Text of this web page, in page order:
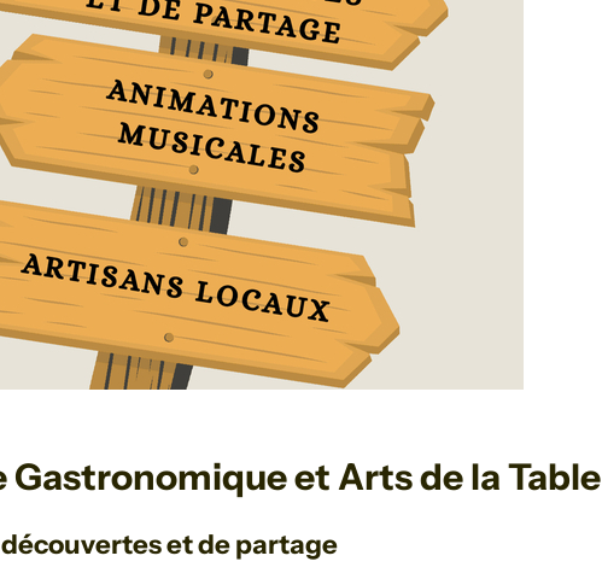
et Arts de la Table
et de partage